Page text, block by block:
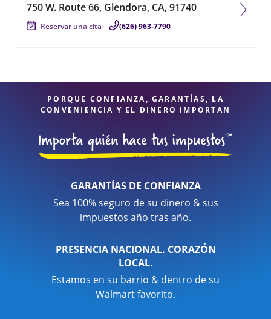
750 W. Route 66, Glendora, CA, 91740
Reservar una cita (626) 963-7790
PORQUE CONFIANZA, GARANTÍAS, LA
CONVENIENCIA Y EL DINERO IMPORTAN
GARANTÍAS DE CONFIANZA
Sea 100% seguro de su dinero & sus
impuestos año tras año.
PRESENCIA NACIONAL. CORAZÓN
LOCAL.
Estamos en su barrio & dentro de su
Walmart favorito.